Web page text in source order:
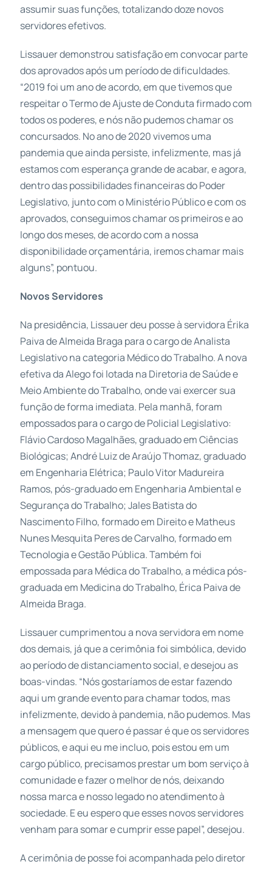
assumir suas funções, totalizando doze novos
servidores efetivos.
Lissauer demonstrou satisfação em convocar parte
dos aprovados após um período de dificuldades.
“2019 foi um ano de acordo, em que tivemos que
respeitar o Termo de Ajuste de Conduta firmado com
todos os poderes, e nós não pudemos chamar os
concursados. No ano de 2020 vivemos uma
pandemia que ainda persiste, infelizmente, mas já
estamos com esperança grande de acabar, e agora,
dentro das possibilidades financeiras do Poder
Legislativo, junto com o Ministério Público e com os
aprovados, conseguimos chamar os primeiros e ao
longo dos meses, de acordo com a nossa
disponibilidade orçamentária, iremos chamar mais
alguns”, pontuou.
Novos Servidores
Na presidência, Lissauer deu posse à servidora Érika
Paiva de Almeida Braga para o cargo de Analista
Legislativo na categoria Médico do Trabalho. A nova
efetiva da Alego foi lotada na Diretoria de Saúde e
Meio Ambiente do Trabalho, onde vai exercer sua
função de forma imediata. Pela manhã, foram
empossados para o cargo de Policial Legislativo:
Flávio Cardoso Magalhães, graduado em Ciências
Biológicas; André Luiz de Araújo Thomaz, graduado
em Engenharia Elétrica; Paulo Vitor Madureira
Ramos, pós-graduado em Engenharia Ambiental e
Segurança do Trabalho; Jales Batista do
Nascimento Filho, formado em Direito e Matheus
Nunes Mesquita Peres de Carvalho, formado em
Tecnologia e Gestão Pública. Também foi
empossada para Médica do Trabalho, a médica pós-
graduada em Medicina do Trabalho, Érica Paiva de
Almeida Braga.
Lissauer cumprimentou a nova servidora em nome
dos demais, já que a cerimônia foi simbólica, devido
ao período de distanciamento social, e desejou as
boas-vindas. “Nós gostaríamos de estar fazendo
aqui um grande evento para chamar todos, mas
infelizmente, devido à pandemia, não pudemos. Mas
a mensagem que quero é passar é que os servidores
públicos, e aqui eu me incluo, pois estou em um
cargo público, precisamos prestar um bom serviço à
comunidade e fazer o melhor de nós, deixando
nossa marca e nosso legado no atendimento à
sociedade. E eu espero que esses novos servidores
venham para somar e cumprir esse papel”, desejou.
A cerimônia de posse foi acompanhada pelo diretor